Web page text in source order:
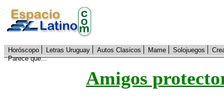
Horóscopo Letras Uruguay Autos Clasicos Mame Solojuegos
Parece que...
Amigos